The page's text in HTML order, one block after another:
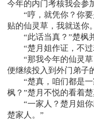
今年的内门考核我会参
“哼，就凭你？你要
贴的仙灵草，我就送你
“此话当真？”楚枫并
“楚月姐作证，不过
“那我今年的仙灵草
便继续投入到外门弟子
“楚真，咱们都是一
枫？”楚月不悦的看着楚
“一家人？楚月姐你
楚家人。”